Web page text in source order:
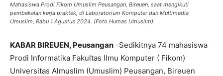
Mahasiswa Prodi Fikom Umuslim Peusangan, Bireuen, saat mengikuti
pembekalan kerja praktek, di Laboratorium Komputer dan Multimedia
Umuslim, Rabu 1 Agustus 2024. (Foto Humas Umuslim).
KABAR BIREUEN, Peusangan -Sedikitnya 74 mahasiswa
Prodi Informatika Fakultas Ilmu Komputer ( Fikom)
Universitas Almuslim (Umuslim) Peusangan, Bireuen